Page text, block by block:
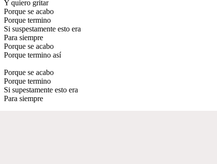
Y quiero gritar
Porque se acabo
Porque termino
Si suspestamente esto era
Para siempre
Porque se acabo
Porque termino así
Porque se acabo
Porque termino
Si supestamente esto era
Para siempre